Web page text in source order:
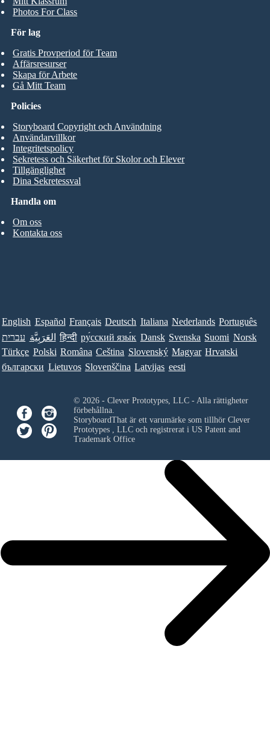
Photos For Class
För lag
Gratis Provperiod för Team
Affärsresurser
Skapa för Arbete
Gå Mitt Team
Handla om
Om oss
Kontakta oss
Policies
Storyboard Copyright och Användning
Användarvillkor
Integritetspolicy
Sekretess och Säkerhet för Skolor och Elever
Tillgänglighet
Dina Sekretessval
English Español Français Deutsch Italiana Nederlands Português
עברית العَرَبِيَّة हिन्दी ру́сский язы́к Dansk Svenska Suomi Norsk
Türkçe Polski Româna Ceština Slovenský Magyar Hrvatski
български Lietuvos Slovenščina Latvijas eesti
© 2026 - Clever Prototypes, LLC - Alla rättigheter
förbehållna.
StoryboardThat är ett varumärke som tillhör Clever
Prototypes , LLCoch registrerat i US Patent and
Trademark Office